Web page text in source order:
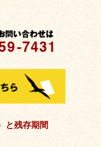
と残存期間